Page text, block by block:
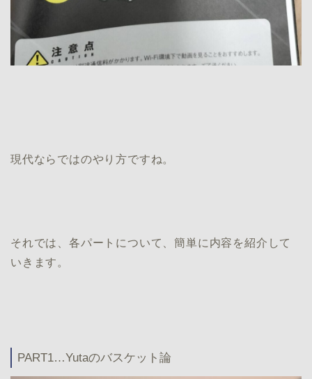
現代ならではのやり方ですね。
それでは、各パートについて、簡単に内容を紹介して
いきます。
PART1…Yutaのバスケット論